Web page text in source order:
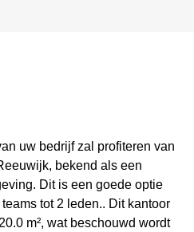
uw bedrijf zal profiteren van
bekend als een
Dit is een goede optie
tot 2 leden.. Dit kantoor
m², wat beschouwd wordt